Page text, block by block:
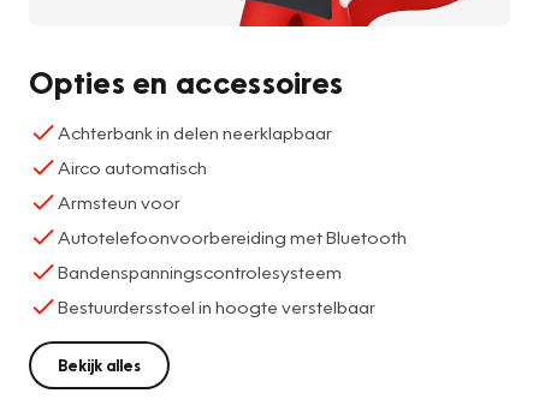
Opties en accessoires
Achterbank in delen neerklapbaar
Airco automatisch
Armsteun voor
Autotelefoonvoorbereiding met Bluetooth
Bandenspanningscontrolesysteem
Bestuurdersstoel in hoogte verstelbaar
Bekijk alles